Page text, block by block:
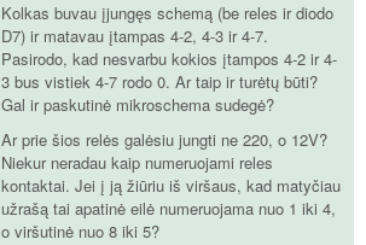
Kolkas buvau įjungęs schemą (be reles ir diodo
D7) ir matavau įtampas 4-2, 4-3 ir 4-7.
Pasirodo, kad nesvarbu kokios įtampos 4-2 ir 4-
3 bus vistiek 4-7 rodo 0. Ar taip ir turėtų būti?
Gal ir paskutinė mikroschema sudegė?
Ar prie šios relės galėsiu jungti ne 220, o 12V?
Niekur neradau kaip numeruojami reles
kontaktai. Jei į ją žiūriu iš viršaus, kad matyčiau
užrašą tai apatinė eilė numeruojama nuo 1 iki 4,
o viršutinė nuo 8 iki 5?